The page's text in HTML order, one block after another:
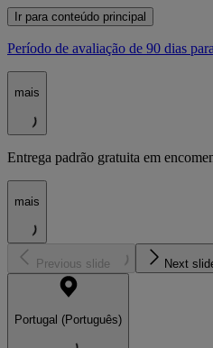
Ir para conteúdo principal
Período de avaliação de 90 dias
mais
Entrega padrão gratuita em
mais
Previous slide Next
Portugal (Português)